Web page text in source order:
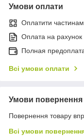
Умови оплати
Оплатити
Оплата на рахунок
Полная
Всі умови оплати
Умови повернення
Повернення товару
Всі умови